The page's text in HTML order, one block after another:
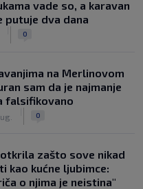
vade so, a karavan
putuje dva dana
0
na Merlinovom
sam da je najmanje
falsifikovano
0
zašto sove nikad
kao kućne ljubimce:
o njima je neistina"